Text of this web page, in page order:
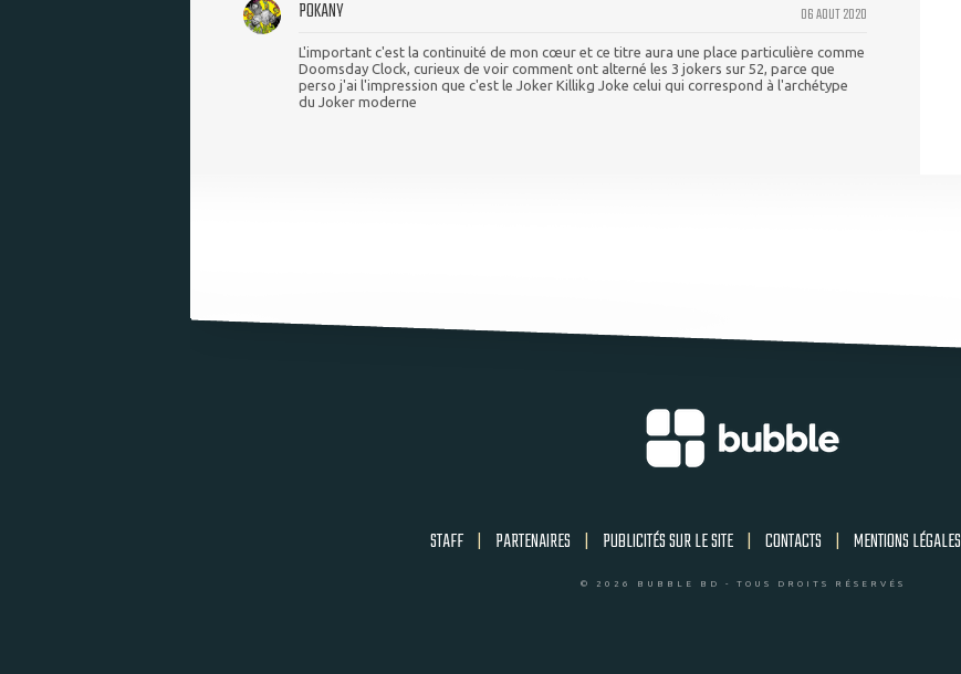
06 AOUT 2020
POKANY
L'important c'est la continuité de mon cœur et ce titre aura une place particulière comme
Doomsday Clock, curieux de voir comment ont alterné les 3 jokers sur 52, parce que
perso j'ai l'impression que c'est le Joker Killikg Joke celui qui correspond à l'archétype
du Joker moderne
STAFF | PARTENAIRES | PUBLICITÉS SUR LE SITE | CONTACTS | MENTIONS LÉGALES
© 2026 BUBBLE BD - TOUS DROITS RÉSERVÉS